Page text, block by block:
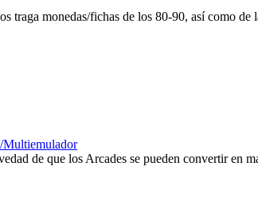
traga monedas/fichas de los 80-90, así como
Multiemulador
de que los Arcades se pueden convertir en